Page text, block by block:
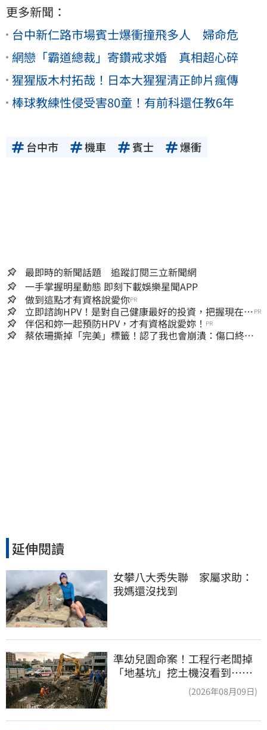
更多新聞：
台中新仁路市場賓士爆衝撞飛多人 婦命危
網戀「霸道總裁」寄鑽戒求婚 真相超心碎
猩猩版木村拓哉！日本大猩猩清正帥片瘋傳
棒球教練性侵受害80童！有前科還任教6年
台中市 機車 賓士 爆衝
最即時的新聞話題 追蹤訂閱三立新聞網
一手掌握明星動態 即刻下載娛樂星聞APP
做到這點才有資格說愛你PR
立即諮詢HPV！是對自己健康最好的投資，把握現在不
嫌晚！
PR
伴侶和妳一起預防HPV，才有資格說愛妳！ PR
蔡依珊撕掉「完美」標籤！認了我也會崩潰：傷口終究
延伸閱讀
女攀八大秀失聯　家屬求助：
我媽還沒找到
準幼兒園命案！工程行老闆掉
「地基坑」挖土機沒看到…下
(2026年08月09日)